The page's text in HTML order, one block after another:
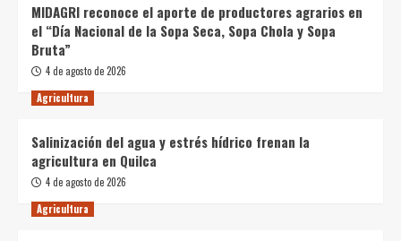
MIDAGRI reconoce el aporte de productores agrarios en
el “Día Nacional de la Sopa Seca, Sopa Chola y Sopa
Bruta”
4 de agosto de 2026
Agricultura
Salinización del agua y estrés hídrico frenan la
agricultura en Quilca
4 de agosto de 2026
Agricultura